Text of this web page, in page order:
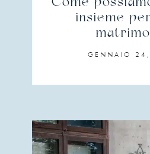
Come
insieme
GENNAIO